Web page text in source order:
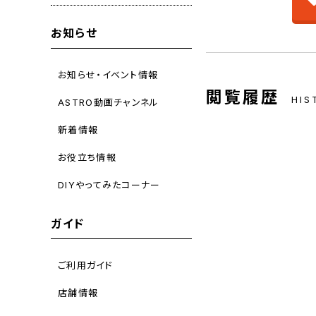
お知らせ
お知らせ・イベント情報
ASTRO動画チャンネル
新着情報
お役立ち情報
DIYやってみたコーナー
ガイド
ご利用ガイド
店舗情報
閲覧履歴